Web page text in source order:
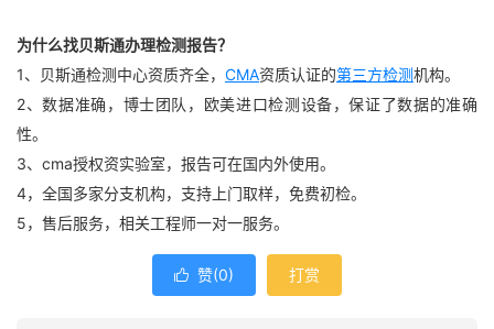
为什么找贝斯通办理检测报告？
1、贝斯通检测中心资质齐全， CMA资质认证的第三方检测机构。
2、数据准确，博士团队，欧美进口检测设备，保证了数据的准确
性。
3、cma授权资实验室，报告可在国内外使用。
4，全国多家分支机构，支持上门取样，免费初检。
5，售后服务，相关工程师一对一服务。
 赞(0) 打赏